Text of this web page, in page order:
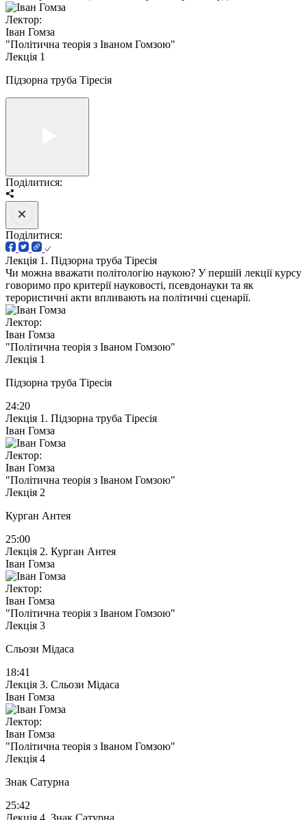
Лектор:
Іван Гомза
"Політична теорія з Іваном Гомзою"
Лекція 1
Підзорна труба Тіресія
Поділитися:
Поділитися:
Лекція 1. Підзорна труба Тіресія
Чи можна вважати політологію наукою? У першій лекції курсу
говоримо про критерії науковості, псевдонауки та як
терористичні акти впливають на політичні сценарії.
Лектор:
Іван Гомза
"Політична теорія з Іваном Гомзою"
Лекція 1
Підзорна труба Тіресія
24:20
Лекція 1. Підзорна труба Тіресія
Іван Гомза
Лектор:
Іван Гомза
"Політична теорія з Іваном Гомзою"
Лекція 2
Курган Антея
25:00
Лекція 2. Курган Антея
Іван Гомза
Лектор:
Іван Гомза
"Політична теорія з Іваном Гомзою"
Лекція 3
Сльози Мідаса
18:41
Лекція 3. Сльози Мідаса
Іван Гомза
Лектор:
Іван Гомза
"Політична теорія з Іваном Гомзою"
Лекція 4
Знак Сатурна
25:42
Лекція 4. Знак Сатурна